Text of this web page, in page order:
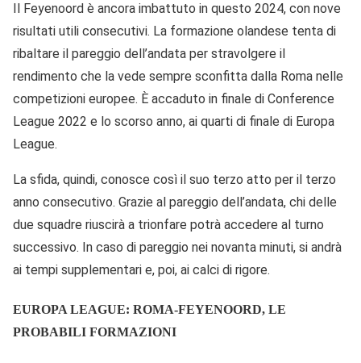
Il Feyenoord è ancora imbattuto in questo 2024, con nove
risultati utili consecutivi. La formazione olandese tenta di
ribaltare il pareggio dell’andata per stravolgere il
rendimento che la vede sempre sconfitta dalla Roma nelle
competizioni europee. È accaduto in finale di Conference
League 2022 e lo scorso anno, ai quarti di finale di Europa
League.
La sfida, quindi, conosce così il suo terzo atto per il terzo
anno consecutivo. Grazie al pareggio dell’andata, chi delle
due squadre riuscirà a trionfare potrà accedere al turno
successivo. In caso di pareggio nei novanta minuti, si andrà
ai tempi supplementari e, poi, ai calci di rigore.
EUROPA LEAGUE: ROMA-FEYENOORD, LE
PROBABILI FORMAZIONI